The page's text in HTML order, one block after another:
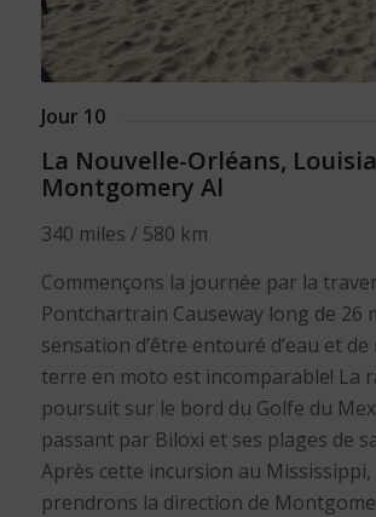
Jour 10
La Nouvelle-Orléans,
Montgomery Al
340 miles / 580 km
Commençons la journée par la
Pontchartrain Causeway long de 26
sensation d’être entouré d’eau et
terre en moto est incomparable! La
poursuit sur le bord du Golfe du
passant par Biloxi et ses plages de
Après cette incursion au
prendrons la direction de